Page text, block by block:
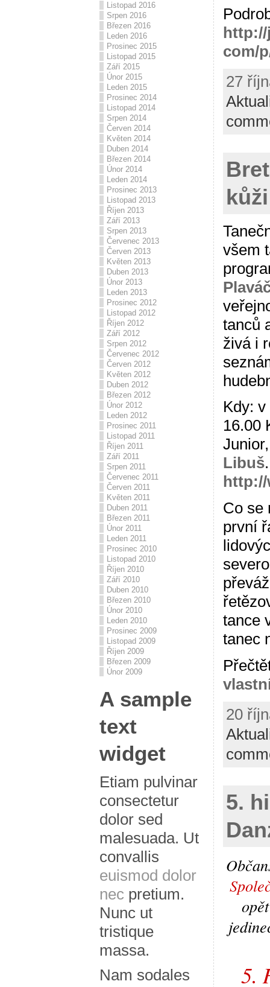
Listopad 2016
Srpen 2016
Březen 2016
Leden 2016
Prosinec 2015
Listopad 2015
Září 2015
Únor 2015
Leden 2015
Prosinec 2014
Listopad 2014
Srpen 2014
Červen 2014
Květen 2014
Duben 2014
Březen 2014
Únor 2014
Leden 2014
Prosinec 2013
Listopad 2013
Říjen 2013
Září 2013
Srpen 2013
Červenec 2013
Červen 2013
Květen 2013
Duben 2013
Únor 2013
Leden 2013
Prosinec 2012
Listopad 2012
Říjen 2012
Září 2012
Srpen 2012
Červenec 2012
Červen 2012
Květen 2012
Duben 2012
Březen 2012
Únor 2012
Leden 2012
Prosinec 2011
Listopad 2011
Říjen 2011
Září 2011
Srpen 2011
Červenec 2011
Červen 2011
Květen 2011
Duben 2011
Březen 2011
Únor 2011
Leden 2011
Prosinec 2010
Listopad 2010
Říjen 2010
Září 2010
Duben 2010
Březen 2010
Únor 2010
Leden 2010
Prosinec 2009
Listopad 2009
Říjen 2009
Březen 2009
Únor 2009
A sample
text
widget
Etiam pulvinar
consectetur
dolor sed
malesuada. Ut
convallis
euismod dolor
nec pretium.
Nunc ut
tristique
massa.
Nam sodales
com/
27
všem
tanců
živá i
Kdy:
16.00
Libuš
http://
Co se
první
tance
tanec
20
5.
5.